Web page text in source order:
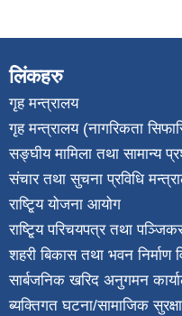
लिंकहरु
गृह मन्त्रालय
गृह मन्त्रालय (नागरिकता
सङ्घीय मामिला तथा सामान्य
संचार तथा सुचना प्रविधि
राष्टि्ृय योजना आयोग
राष्टि्ृय परिचयपत्र तथा
शहरी बिकास तथा भवन निर्माण
सार्बजनिक खरिद अनुगमन
ब्यक्तिगत घटना/सामाजिक सुरक्षा